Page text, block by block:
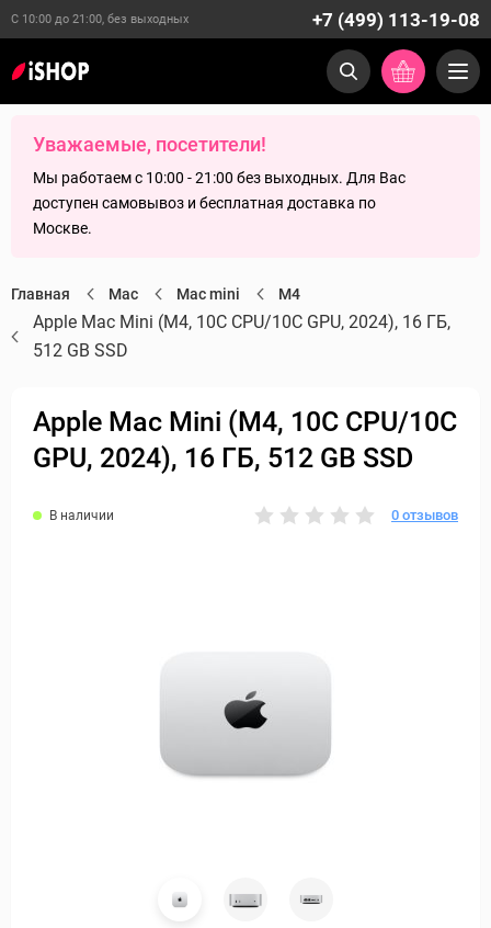
С 10:00 до 21:00, без выходных +7 (499) 113-19-08
Уважаемые, посетители!
Мы работаем с 10:00 - 21:00 без выходных. Для Вас
доступен самовывоз и бесплатная доставка по
Москве.
Главная Mac Mac mini M4
Apple Mac Mini (M4, 10C CPU/10C GPU, 2024), 16 ГБ,
512 GB SSD
Apple Mac Mini (M4, 10C CPU/10C
GPU, 2024), 16 ГБ, 512 GB SSD
В наличии 0 отзывов